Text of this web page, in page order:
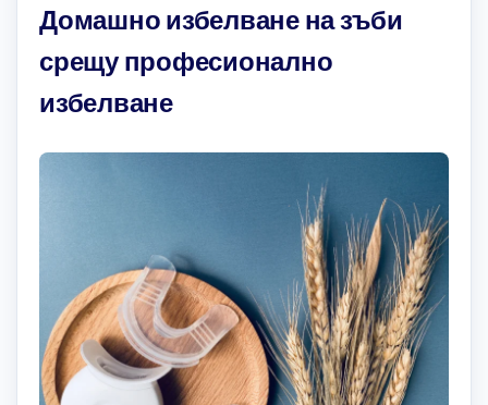
Домашно избелване на зъби
срещу професионално
избелване